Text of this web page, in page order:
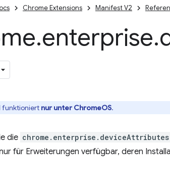
Chrome Extensions Manifest V2
.enterprise.
funktioniert nur unter ChromeOS.
die chrome.enterprise.deviceAttributes
für Erweiterungen verfügbar, deren